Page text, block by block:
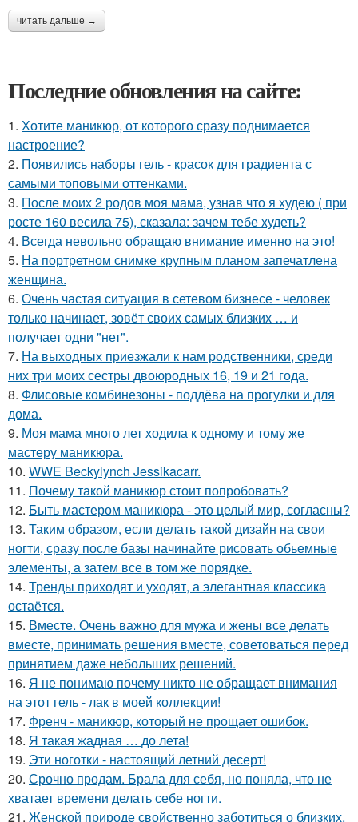
читать дальше →
Последние обновления на сайте:
1. Хотите маникюр, от которого сразу поднимается
настроение?
2. Появились наборы гель - красок для градиента с
самыми топовыми оттенками.
3. После моих 2 родов моя мама, узнав что я худею ( при
росте 160 весила 75), сказала: зачем тебе худеть?
4. Всегда невольно обращаю внимание именно на это!
5. На портретном снимке крупным планом запечатлена
женщина.
6. Очень частая ситуация в сетевом бизнесе - человек
только начинает, зовёт своих самых близких … и
получает одни "нет".
7. На выходных приезжали к нам родственники, среди
них три моих сестры двоюродных 16, 19 и 21 года.
8. Флисовые комбинезоны - поддёва на прогулки и для
дома.
9. Моя мама много лет ходила к одному и тому же
мастеру маникюра.
10. WWE Beckylynch Jessikacarr.
11. Почему такой маникюр стоит попробовать?
12. Быть мастером маникюра - это целый мир, согласны?
13. Таким образом, если делать такой дизайн на свои
ногти, сразу после базы начинайте рисовать обьемные
элементы, а затем все в том же порядке.
14. Тренды приходят и уходят, а элегантная классика
остаётся.
15. Вместе. Очень важно для мужа и жены все делать
вместе, принимать решения вместе, советоваться перед
принятием даже небольших решений.
16. Я не понимаю почему никто не обращает внимания
на этот гель - лак в моей коллекции!
17. Френч - маникюр, который не прощает ошибок.
18. Я такая жадная … до лета!
19. Эти ноготки - настоящий летний десерт!
20. Срочно продам. Брала для себя, но поняла, что не
хватает времени делать себе ногти.
21. Женской природе свойственно заботиться о близких,